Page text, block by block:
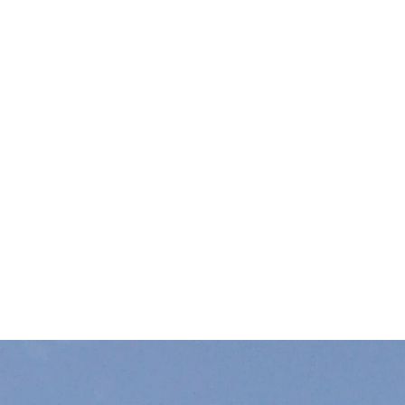
Verbaut wurden hier über 2100 Stück der tragenden
für frei auskragende Stahlbetonbauteile. Der 120
IP
Abständen zueinander verlegt werden konnten. Auf
Neben den Wärmedämmelementen haben wir auch
, das